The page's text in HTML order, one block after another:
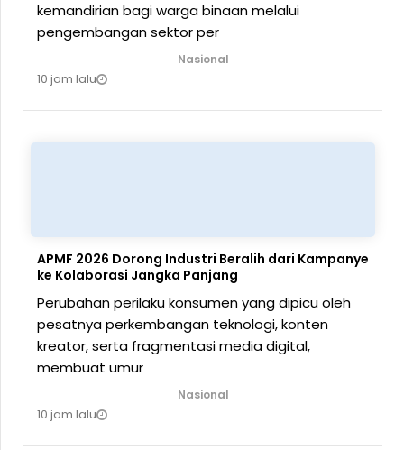
kemandirian bagi warga binaan melalui
pengembangan sektor per
Nasional
10 jam lalu
APMF 2026 Dorong Industri Beralih dari Kampanye
ke Kolaborasi Jangka Panjang
Perubahan perilaku konsumen yang dipicu oleh
pesatnya perkembangan teknologi, konten
kreator, serta fragmentasi media digital,
membuat umur
Nasional
10 jam lalu